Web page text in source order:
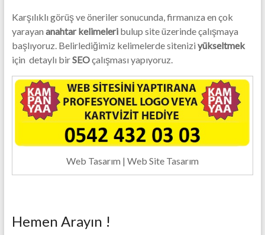
Karşılıklı görüş ve öneriler sonucunda, firmanıza en çok
yarayan anahtar kelimeleribulup site üzerinde çalışmaya
başlıyoruz. Belirlediğimiz kelimelerde sitenizi yükseltmek
için detaylı birSEOçalışması yapıyoruz.
Web Tasarım | Web Site Tasarım
Hemen Arayın !